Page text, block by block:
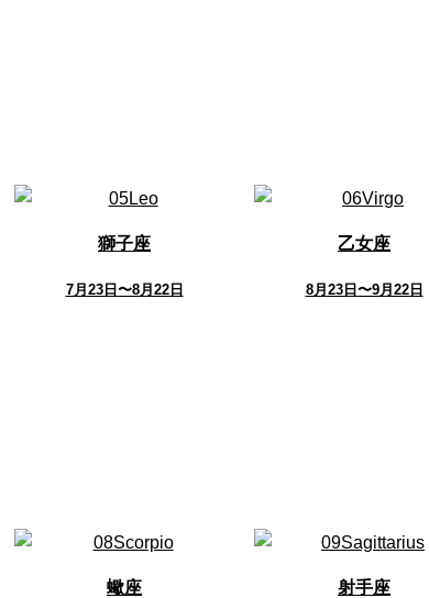
獅子座
7月23日〜8月22日
乙女座
8月23日〜9月22日
蠍座 射手座